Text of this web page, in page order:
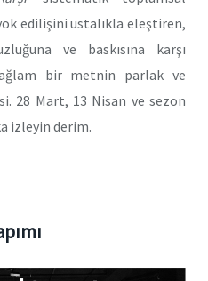
edilişini ustalıkla eleştiren,
ve baskısına karşı
bir metnin parlak ve
28 Mart, 13 Nisan ve sezon
izleyin derim.